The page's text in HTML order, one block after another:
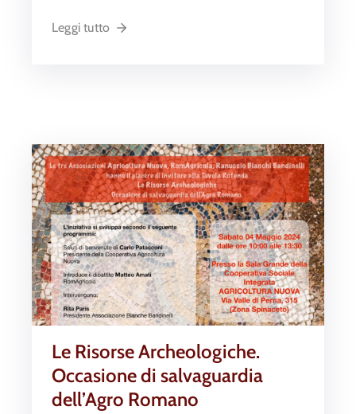
Leggi tutto
Le Risorse Archeologiche.
Occasione di salvaguardia
dell’Agro Romano